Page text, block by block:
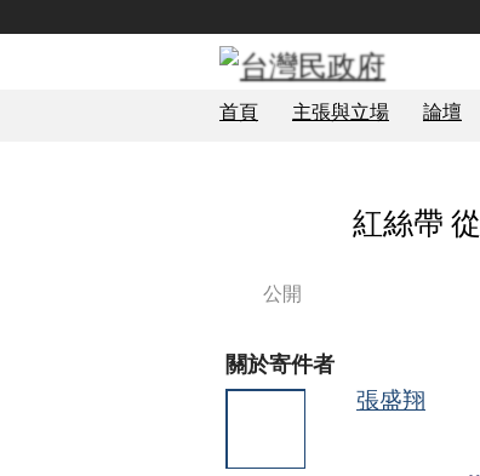
首頁 主張與立場 論壇
公開
紅絲帶 從
關於寄件者
張盛翔